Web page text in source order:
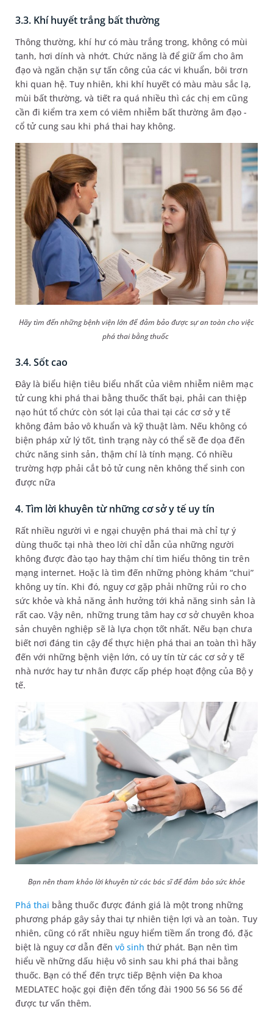
3.3. Khí huyết trắng bất thường
Thông thường, khí hư có màu trắng trong, không có mùi
tanh, hơi dính và nhớt. Chức năng là để giữ ẩm cho âm
đạo và ngăn chặn sự tấn công của các vi khuẩn, bôi trơn
khi quan hệ. Tuy nhiên, khi khí huyết có màu màu sắc lạ,
mùi bất thường, và tiết ra quá nhiều thì các chị em cũng
cần đi kiểm tra xem có viêm nhiễm bất thường âm đạo -
cổ tử cung sau khi phá thai hay không.
Hãy tìm đến những bệnh viện lớn để đảm bảo được sự an toàn cho việc
phá thai bằng thuốc
3.4. Sốt cao
Đây là biểu hiện tiêu biểu nhất của viêm nhiễm niêm mạc
tử cung khi phá thai bằng thuốc thất bại, phải can thiệp
nạo hút tổ chức còn sót lại của thai tại các cơ sở y tế
không đảm bảo vô khuẩn và kỹ thuật làm. Nếu không có
biện pháp xử lý tốt, tình trạng này có thể sẽ đe dọa đến
chức năng sinh sản, thậm chí là tính mạng. Có nhiều
trường hợp phải cắt bỏ tử cung nên không thể sinh con
được nữa
4. Tìm lời khuyên từ những cơ sở y tế uy tín
Rất nhiều người vì e ngại chuyện phá thai mà chỉ tự ý
dùng thuốc tại nhà theo lời chỉ dẫn của những người
không được đào tạo hay thậm chí tìm hiểu thông tin trên
mạng internet. Hoặc là tìm đến những phòng khám “chui”
không uy tín. Khi đó, nguy cơ gặp phải những rủi ro cho
sức khỏe và khả năng ảnh hưởng tới khả năng sinh sản là
rất cao. Vậy nên, những trung tâm hay cơ sở chuyên khoa
sản chuyên nghiệp sẽ là lựa chọn tốt nhất. Nếu bạn chưa
biết nơi đáng tin cậy để thực hiện phá thai an toàn thì hãy
đến với những bệnh viện lớn, có uy tín từ các cơ sở y tế
nhà nước hay tư nhân được cấp phép hoạt động của Bộ y
tế.
Bạn nên tham khảo lời khuyên từ các bác sĩ để đảm bảo sức khỏe
Phá thai bằng thuốc được đánh giá là một trong những
phương pháp gây sảy thai tự nhiên tiện lợi và an toàn. Tuy
nhiên, cũng có rất nhiều nguy hiểm tiềm ẩn trong đó, đặc
biệt là nguy cơ dẫn đến vô sinh thứ phát. Bạn nên tìm
hiểu về những dấu hiệu vô sinh sau khi phá thai bằng
thuốc. Bạn có thể đến trực tiếp Bệnh viện Đa khoa
MEDLATEC hoặc gọi điện đến tổng đài 1900 56 56 56 để
được tư vấn thêm.